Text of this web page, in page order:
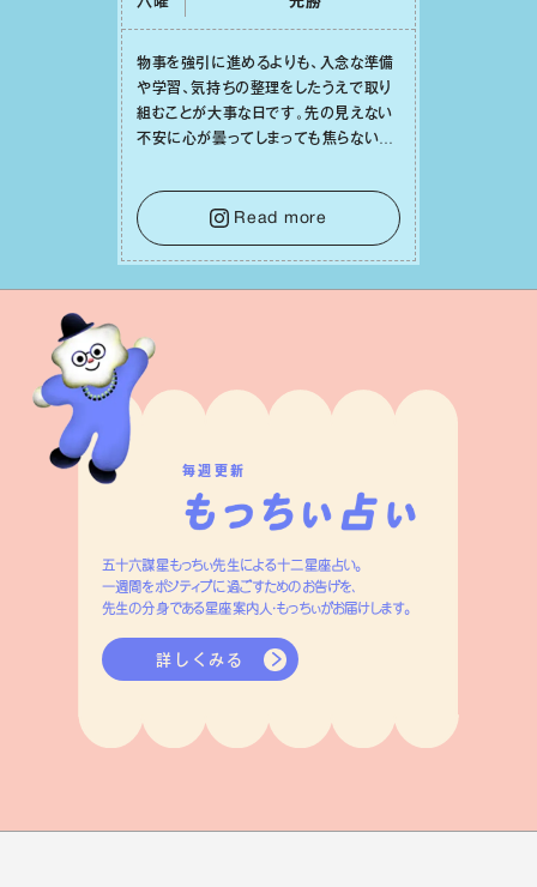
六曜 先勝
物事を強引に進めるよりも、⼊念な準備
や学習、気持ちの整理をしたうえで取り
組むことが⼤事な⽇です。先の⾒えない
不安に⼼が曇ってしまっても焦らない
⾝や疲れていそうな⼈をいたわることに
時間を使いましょう。ここでしっかりとエ
ネルギーを蓄え、困難を乗り越える⼒に
変えましょう。
Read more
毎週更新
五十六謀星もっちぃ先生による十二星座占い。
一週間をポジティブに過ごすためのお告げを、
先生の分身である星座案内人・もっちぃがお届けします。
詳しくみる